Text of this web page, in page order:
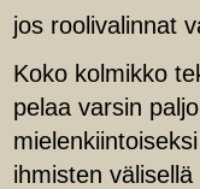
jos roolivalinnat
Koko kolmikko
pelaa varsin
ihmisten